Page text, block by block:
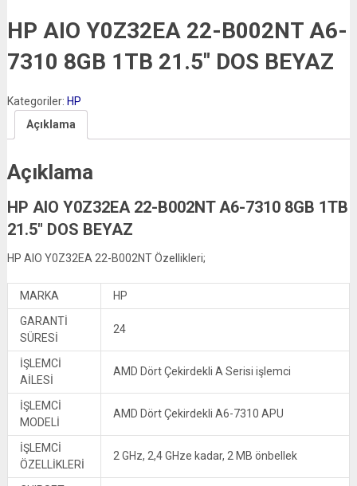
HP AIO Y0Z32EA 22-B002NT A6-
7310 8GB 1TB 21.5″ DOS BEYAZ
Kategoriler: HP
Açıklama
Açıklama
HP AIO Y0Z32EA 22-B002NT A6-7310 8GB 1TB
21.5″ DOS BEYAZ
HP AIO Y0Z32EA 22-B002NT Özellikleri;
MARKA
HP
GARANTİ
SÜRESİ
24
İŞLEMCİ
AİLESİ
AMD Dört Çekirdekli A Serisi işlemci
İŞLEMCİ
MODELİ
AMD Dört Çekirdekli A6-7310 APU
İŞLEMCİ
ÖZELLİKLERİ
2 GHz, 2,4 GHze kadar, 2 MB önbellek